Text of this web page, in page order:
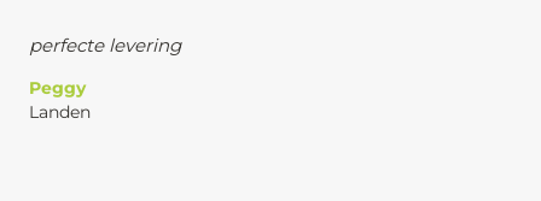
perfecte levering
Peggy
Landen